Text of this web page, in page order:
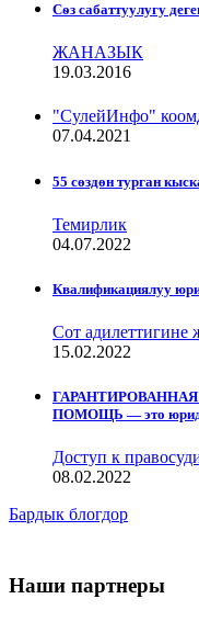
Сѳз сабаттуулугу
ЖАНАЗЫК
19.03.2016
"СулейИнфо"
07.04.2021
55 сөздөн турган
Темирлик
04.07.2022
Квалификациялуу
Сот адилеттигине
15.02.2022
ПОМОЩЬ — это
Доступ к
08.02.2022
Бардык блогдор
Наши партнеры